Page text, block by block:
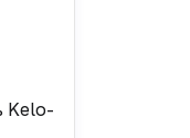
Kelo-